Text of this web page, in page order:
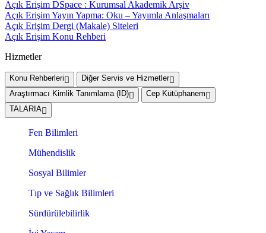
Açık Erişim DSpace : Kurumsal Akademik Arşiv
Açık Erişim Yayın Yapma: Oku – Yayımla Anlaşmaları
Açık Erişim Dergi (Makale) Siteleri
Açık Erişim Konu Rehberi
Hizmetler
Konu Rehberleri
Diğer Servis ve Hizmetler
Araştırmacı Kimlik Tanımlama (ID)
Cep Kütüphanem
TALARIA
Fen Bilimleri
Mühendislik
Sosyal Bilimler
Tıp ve Sağlık Bilimleri
Sürdürülebilirlik